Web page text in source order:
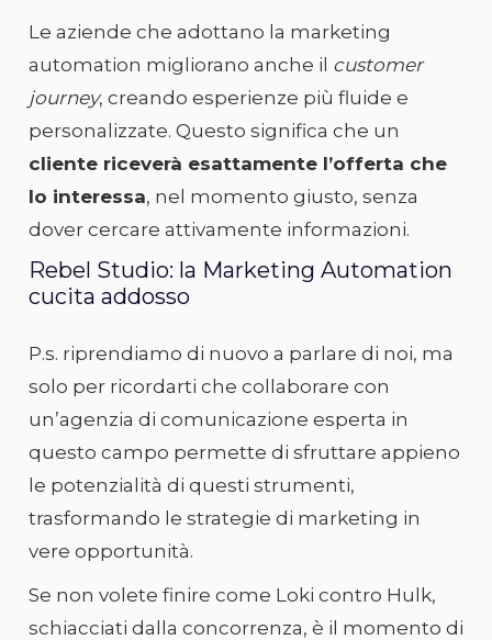
Le aziende che adottano la marketing
automation migliorano anche il customer
journey, creando esperienze più fluide e
personalizzate. Questo significa che un
cliente riceverà esattamente l’offerta che
lo interessa, nel momento giusto, senza
dover cercare attivamente informazioni.
Rebel Studio: la Marketing Automation
cucita addosso
P.s. riprendiamo di nuovo a parlare di noi, ma
solo per ricordarti che collaborare con
un’agenzia di comunicazione esperta in
questo campo permette di sfruttare appieno
le potenzialità di questi strumenti,
trasformando le strategie di marketing in
vere opportunità.
Se non volete finire come Loki contro Hulk,
schiacciati dalla concorrenza, è il momento di